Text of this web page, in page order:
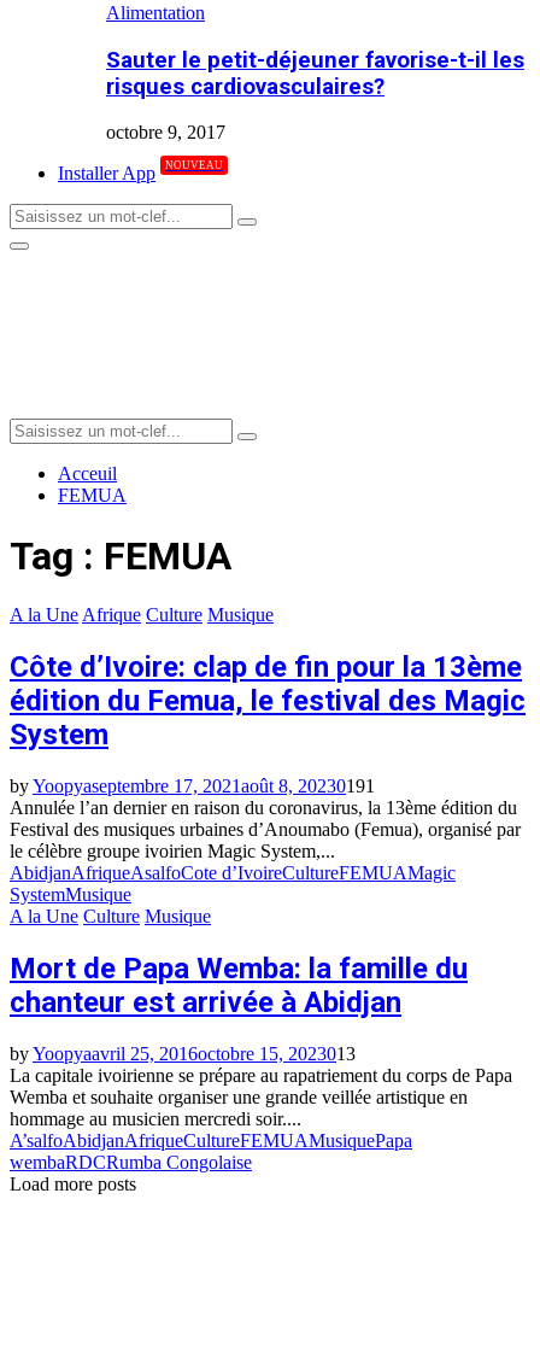
Alimentation
Sauter le petit-déjeuner favorise-t-il les
risques cardiovasculaires?
octobre 9, 2017
Installer App
NOUVEAU
Search
for:
Search
Primary
Search
for:
Search
Acceuil
FEMUA
Tag : FEMUA
A la Une Afrique Culture Musique
Côte d’Ivoire: clap de fin pour la 13ème
édition du Femua, le festival des Magic
System
byYoopyaseptembre 17, 2021août 8, 20230191
Annulée l’an dernier en raison du coronavirus, la 13ème édition du
Festival des musiques urbaines d’Anoumabo (Femua), organisé par
le célèbre groupe ivoirien Magic System,...
AbidjanAfriqueAsalfoCote d’IvoireCultureFEMUAMagic
SystemMusique
A la Une Culture Musique
Mort de Papa Wemba: la famille du
chanteur est arrivée à Abidjan
byYoopyaavril 25, 2016octobre 15, 2023013
La capitale ivoirienne se prépare au rapatriement du corps de Papa
Wemba et souhaite organiser une grande veillée artistique en
hommage au musicien mercredi soir....
A’salfoAbidjanAfriqueCultureFEMUAMusiquePapa
wembaRDCRumba Congolaise
Load more posts